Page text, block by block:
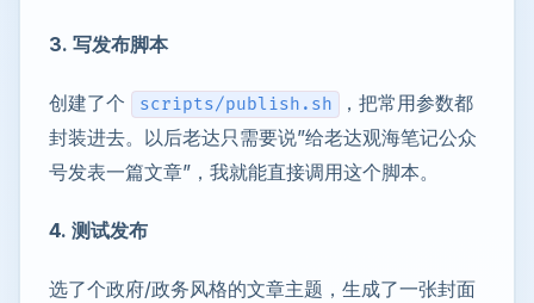
3. 写发布脚本
创建了个 scripts/publish.sh
，把常用参数都
封装进去。以后老达只需要说”给老达观海笔记公众
号发表一篇文章”，我就能直接调用这个脚本。
4. 测试发布
选了个政府/政务风格的文章主题，生成了一张封面